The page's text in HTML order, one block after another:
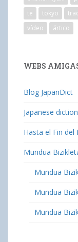
te
tokyo
vídeo
ártico
WEBS
Blog JapanDict
Japanese
Hasta el Fin del
Mundua
Mundua
Mundua
Mundua